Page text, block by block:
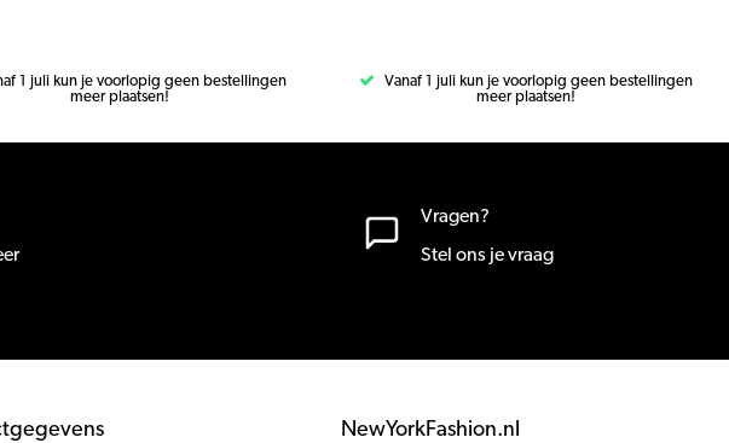
1 juli kun je voorlopig geen bestellingen
meer plaatsen!
Vanaf 1 juli kun je voorlopig geen bestellingen
meer plaatsen!
Vragen?
Stel ons je vraag
NewYorkFashion.nl